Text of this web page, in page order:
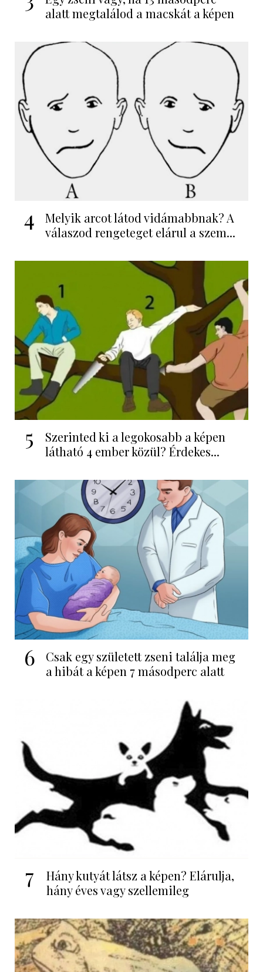
alatt megtalálod a macskát a képen
4
Melyik arcot látod vidámabbnak? A
válaszod rengeteget elárul a szem...
5
Szerinted ki a legokosabb a képen
látható 4 ember közül? Érdekes...
6
Csak egy született zseni találja meg
a hibát a képen 7 másodperc alatt
7
Hány kutyát látsz a képen? Elárulja,
hány éves vagy szellemileg